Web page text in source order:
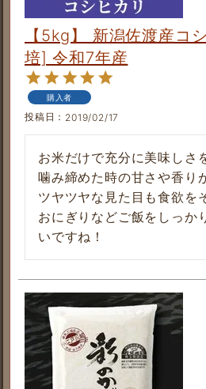
【5kg】 新潟佐渡産コ
培] 令和7年産
購入者
投稿日 2019/02/17
お米だけで充分に美味しさ
噛み締めた時の甘さや香り
ツヤツヤな見た目も食欲を
おにぎりなどご飯をしっか
いですね！